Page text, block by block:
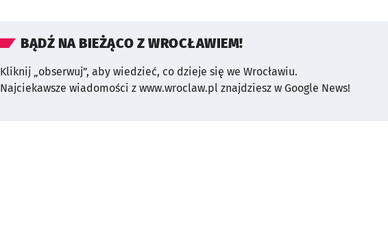
BĄDŹ NA BIEŻĄCO Z WROCŁAWIEM!
Kliknij „obserwuj”, aby wiedzieć, co dzieje się we Wrocławiu.
Najciekawsze wiadomości z www.wroclaw.pl znajdziesz w Google News!